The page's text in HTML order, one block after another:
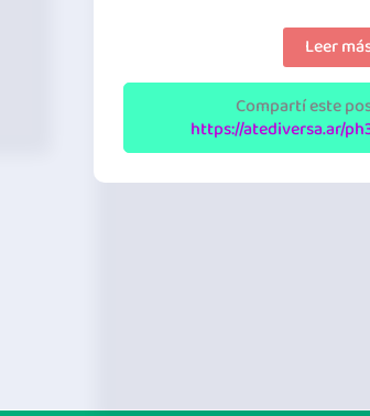
del
Legal
de
la
Género
Leer
Compartí este
https://atediversa.ar/